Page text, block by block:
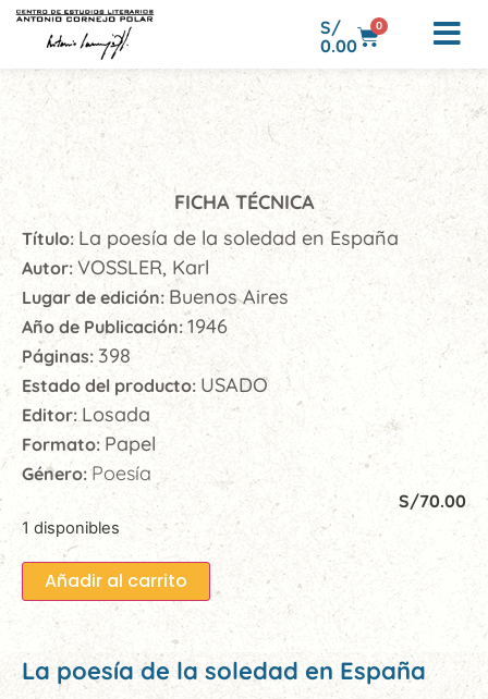
S/
0.00
0
FICHA TÉCNICA
Título: La poesía de la soledad en España
Autor: VOSSLER, Karl
Lugar de edición: Buenos Aires
Año de Publicación:1946
Páginas: 398
Estado del producto: USADO
Editor:Losada
Formato: Papel
Género:Poesía
S/70.00
1 disponibles
Añadir al carrito
La poesía de la soledad en España